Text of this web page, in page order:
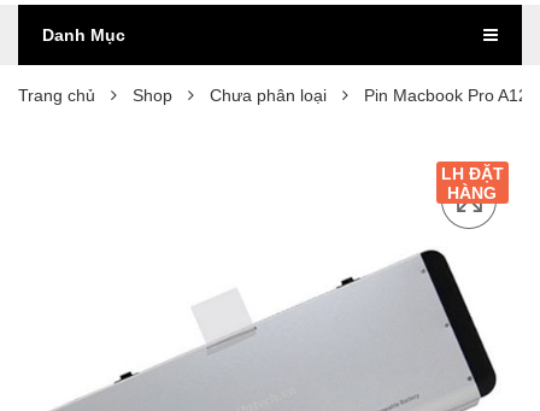
Danh Mục
Trang chủ Shop Chưa phân loại Pin Macbook Pro
LH ĐẶT
HÀNG